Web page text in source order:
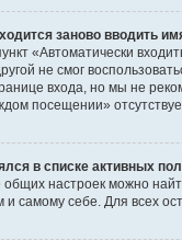
заново вводить
«Автоматически
не смог
входа, но мы не
посещении»
в списке активных
общих настроек можно
самому себе. Для всех